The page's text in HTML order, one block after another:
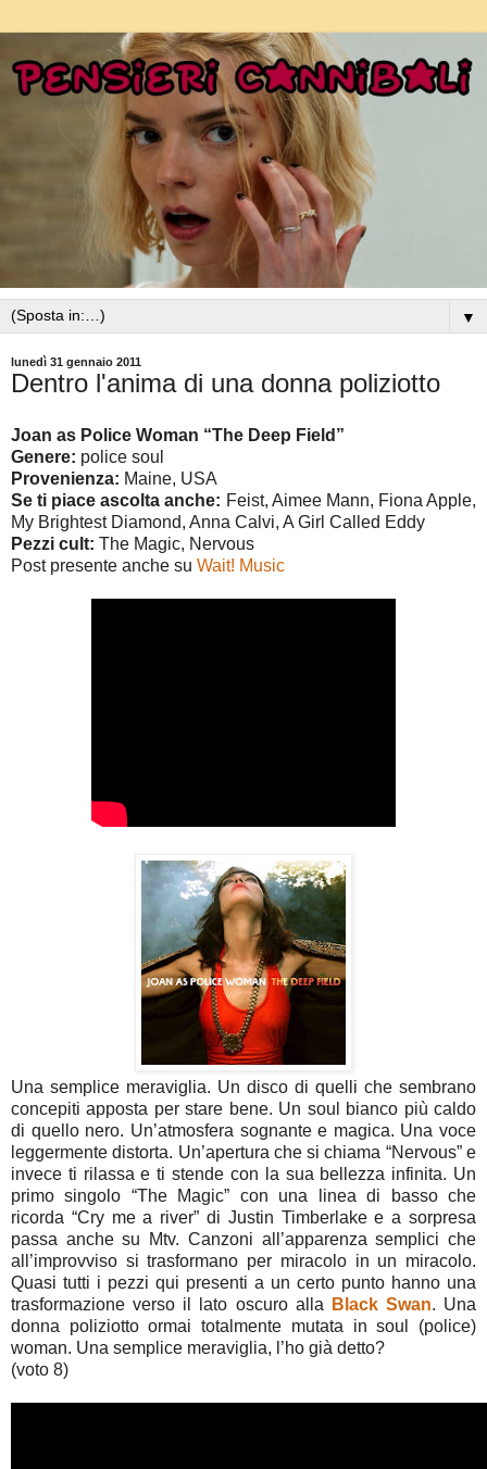
▼
lunedì 31 gennaio 2011
Dentro l'anima di una donna poliziotto
Joan as Police Woman “The Deep Field”
Genere: police soul
Provenienza: Maine, USA
Se ti piace ascolta anche: Feist, Aimee Mann, Fiona Apple,
My Brightest Diamond, Anna Calvi, A Girl Called Eddy
Pezzi cult: The Magic, Nervous
Post presente anche su Wait! Music
Una semplice meraviglia. Un disco di quelli che sembrano
concepiti apposta per stare bene. Un soul bianco più caldo
di quello nero. Un’atmosfera sognante e magica. Una voce
leggermente distorta. Un’apertura che si chiama “Nervous” e
invece ti rilassa e ti stende con la sua bellezza infinita. Un
primo singolo “The Magic” con una linea di basso che
ricorda “Cry me a river” di Justin Timberlake e a sorpresa
passa anche su Mtv. Canzoni all’apparenza semplici che
all’improvviso si trasformano per miracolo in un miracolo.
Quasi tutti i pezzi qui presenti a un certo punto hanno una
trasformazione verso il lato oscuro alla
Black Swan. Una
donna poliziotto ormai totalmente mutata in soul (police)
woman. Una semplice meraviglia, l’ho già detto?
(voto 8)